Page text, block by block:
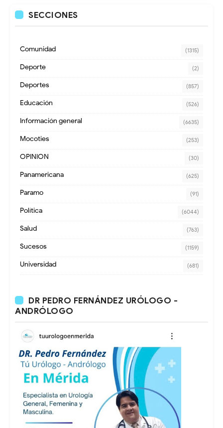
SECCIONES
Comunidad (1315)
Deporte (2)
Deportes (857)
Educación (526)
Información general (6635)
Mocoties (253)
OPINION (30)
Panamericana (625)
Paramo (91)
Política (6044)
Salud (763)
Sucesos (1159)
Universidad (681)
DR PEDRO FERNÁNDEZ URÓLOGO -
ANDRÓLOGO